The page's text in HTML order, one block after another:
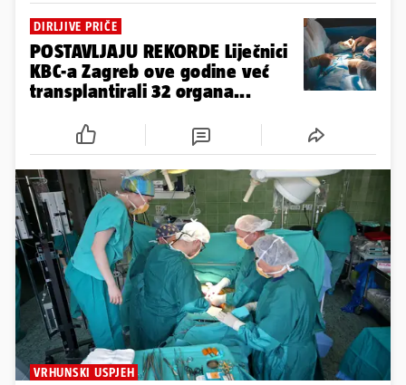
DIRLJIVE PRIČE
POSTAVLJAJU REKORDE Liječnici
KBC-a Zagreb ove godine već
transplantirali 32 organa...
VRHUNSKI USPJEH